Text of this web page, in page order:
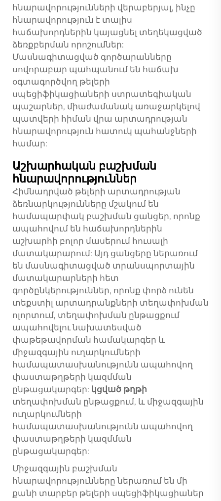
հնարավորությունների վերաբերյալ, ինչը
հնարավորություն է տալիս
հաճախորդներին կայացնել տեղեկացված
ձեռքբերման որոշումներ:
Մասնագիտացված գործարանները
սովորաբար պահպանում են հաճախ
օգտագործվող թելերի
սպեցիֆիկացիաների ստրատեգիական
պաշարներ, միաժամանակ առաջարկելով
պատվերի հիման վրա արտադրության
հնարավորություն հատուկ պահանջների
համար:
Աշխարհական բաշխման
հնարավորություններ
Հիմնադրված թելերի արտադրության
ձեռնարկությունները մշակում են
համապարփակ բաշխման ցանցեր, որոնք
ապահովում են հաճախորդներին
աշխարհի բոլոր մասերում հուսալի
մատակարարում: Այդ ցանցերը ներառում
են մասնագիտացված տրանսպորտային
մատակարարների հետ
գործընկերություններ, որոնք փորձ ունեն
տեքստիլ արտադրանքների տեղափոխման
ոլորտում, տեղափոխման ընթացքում
ապահովելու նախատեսված
փաթեթավորման համակարգեր և
միջազգային ուղարկումների
համապատասխանությունն ապահովող
փաստաթղթերի կազմման
ընթացակարգեր: կցված թղթի
տեղափոխման ընթացքում, և միջազգային
ուղարկումների
համապատասխանությունն ապահովող
փաստաթղթերի կազմման
ընթացակարգեր:
Միջազգային բաշխման
հնարավորությունները ներառում են մի
քանի տարբեր թելերի սպեցիֆիկացիաներ